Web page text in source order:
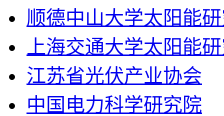
顺德中山大学太阳能
上海交通大学太阳能
江苏省光伏产业协会
中国电力科学研究院